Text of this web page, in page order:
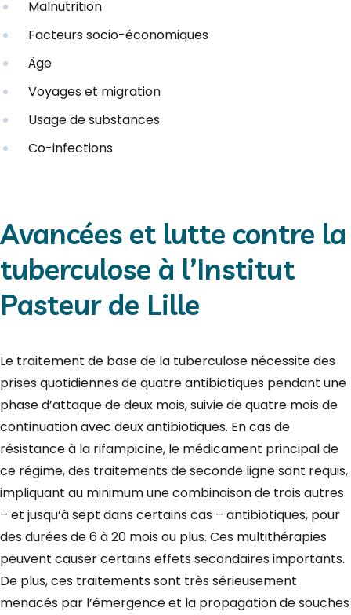
Malnutrition
Facteurs socio-économiques
Âge
Voyages et migration
Usage de substances
Co-infections
Avancées et lutte contre la
tuberculose à l’Institut
Pasteur de Lille
Le traitement de base de la tuberculose nécessite des
prises quotidiennes de quatre antibiotiques pendant une
phase d’attaque de deux mois, suivie de quatre mois de
continuation avec deux antibiotiques. En cas de
résistance à la rifampicine, le médicament principal de
ce régime, des traitements de seconde ligne sont requis,
impliquant au minimum une combinaison de trois autres
– et jusqu’à sept dans certains cas – antibiotiques, pour
des durées de 6 à 20 mois ou plus. Ces multithérapies
peuvent causer certains effets secondaires importants.
De plus, ces traitements sont très sérieusement
menacés par l’émergence et la propagation de souches